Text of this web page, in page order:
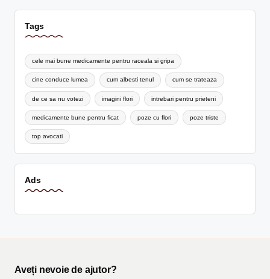
Tags
cele mai bune medicamente pentru raceala si gripa
cine conduce lumea cum albesti tenul cum se trateaza
de ce sa nu votezi imagini flori intrebari pentru prieteni
medicamente bune pentru ficat poze cu flori poze triste
top avocati
Ads
Aveți nevoie de ajutor?